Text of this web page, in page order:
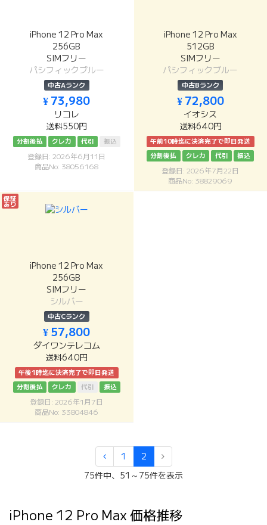
iPhone 12 Pro Max
256GB
SIMフリー
パシフィックブルー
中古Aランク
¥ 73,980
リコレ
送料550円
分割後払 クレカ 代引 振込
登録日: 2026年6月11日
商品No: 38056168
iPhone 12 Pro Max
512GB
SIMフリー
パシフィックブルー
中古Bランク
¥ 72,800
イオシス
送料640円
午前10時迄に決済完了で即日発送
分割後払
クレカ 代引 振込
登録日: 2026年7月22日
商品No: 38829069
保証
あり
iPhone 12 Pro Max
256GB
SIMフリー
シルバー
中古Cランク
¥ 57,800
ダイワンテレコム
送料640円
午後1時迄に決済完了で即日発送
分割後払
クレカ 代引 振込
登録日: 2026年1月7日
商品No: 33804846
1
2
75件中、51～75件を表示
iPhone 12 Pro Max 価格推移